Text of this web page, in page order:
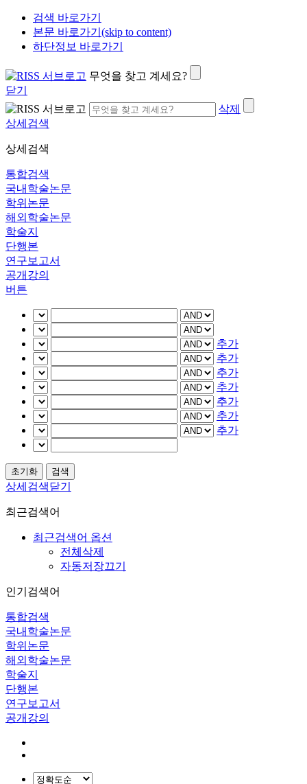
검색 바로가기
본문 바로가기(skip to content)
하단정보 바로가기
무엇을 찾고 계세요?
닫기
삭제
상세검색
상세검색
통합검색
국내학술논문
학위논문
해외학술논문
학술지
단행본
연구보고서
공개강의
버튼
추가
추가
추가
추가
추가
추가
추가
상세검색닫기
최근검색어
최근검색어 옵션
전체삭제
자동저장끄기
인기검색어
통합검색
국내학술논문
학위논문
해외학술논문
학술지
단행본
연구보고서
공개강의